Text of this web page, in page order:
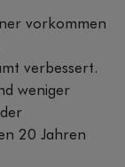
vorkommen
verbessert.
weniger
20 Jahren